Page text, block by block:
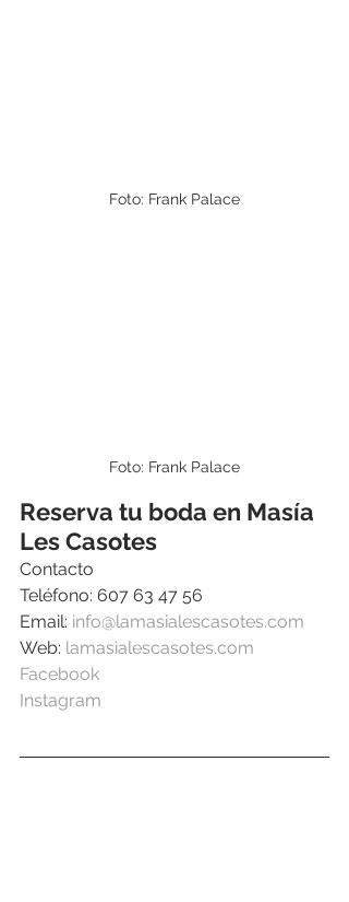
Foto: Frank Palace
Foto: Frank Palace
Reserva tu boda en Masía
Les Casotes
Contacto
Teléfono: 607 63 47 56
Email: info@lamasialescasotes.com
Web: lamasialescasotes.com
Facebook
Instagram